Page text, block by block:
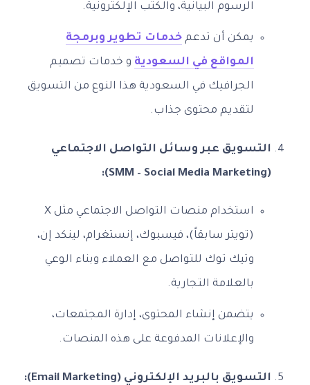
الرسوم البيانية، والكتب الإلكترونية.
يمكن أن تدعم خدمات تطوير وبرمجة
المواقع في السعودية و خدمات تصميم
الجرافيك في السعودية هذا النوع من التسويق
لتقديم محتوى جذاب.
التسويق عبر وسائل التواصل الاجتماعي
(SMM – Social Media Marketing):
استخدام منصات التواصل الاجتماعي مثل X
(تويتر سابقاً)، فيسبوك، إنستغرام، لينكد إن،
وتيك توك للتواصل مع العملاء وبناء الوعي
بالعلامة التجارية.
يتضمن إنشاء المحتوى، إدارة المجتمعات،
والإعلانات المدفوعة على هذه المنصات.
التسويق بالبريد الإلكتروني (Email Marketing):